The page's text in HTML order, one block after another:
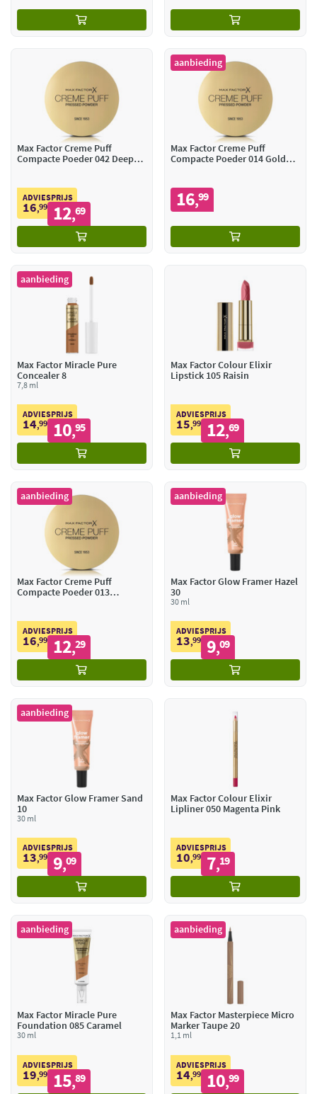
Max Factor Creme Puff
Compacte Poeder 042 Deep
ADVIESPRIJS
16,99 12,69
aanbieding
Max Factor Creme Puff
Compacte Poeder 014 Golden
16,99
aanbieding
Max Factor Miracle Pure
Concealer 8
7,8 ml
ADVIESPRIJS
14,99 10,95
Max Factor Colour Elixir
Lipstick 105 Raisin
ADVIESPRIJS
15,99 12,69
aanbieding
Max Factor Creme Puff
Compacte Poeder 013
ADVIESPRIJS
16,99 12,29
aanbieding
Max Factor Glow Framer Hazel
30
30 ml
ADVIESPRIJS
13,99 9,09
aanbieding
Max Factor Glow Framer Sand
10
30 ml
ADVIESPRIJS
13,99 9,09
Max Factor Colour Elixir
Lipliner 050 Magenta Pink
ADVIESPRIJS
10,99 7,19
aanbieding
Max Factor Miracle Pure
Foundation 085 Caramel
30 ml
ADVIESPRIJS
19,99 15,89
aanbieding
Max Factor Masterpiece Micro
Marker Taupe 20
1,1 ml
ADVIESPRIJS
14,99 10,99